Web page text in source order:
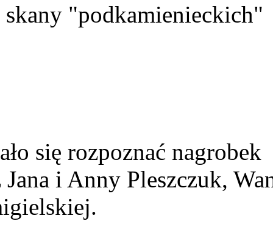
"podkamienieckich"
się rozpoznać nagrobek
i Anny Pleszczuk,